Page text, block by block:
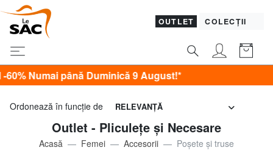
OUTLET COLECȚII
Duminică 9 August!*
Ordonează în funcţie de RELEVANŢĂ
Outlet - Pliculețe și Necesare
Acasă Femei Accesorii
Poșete și truse